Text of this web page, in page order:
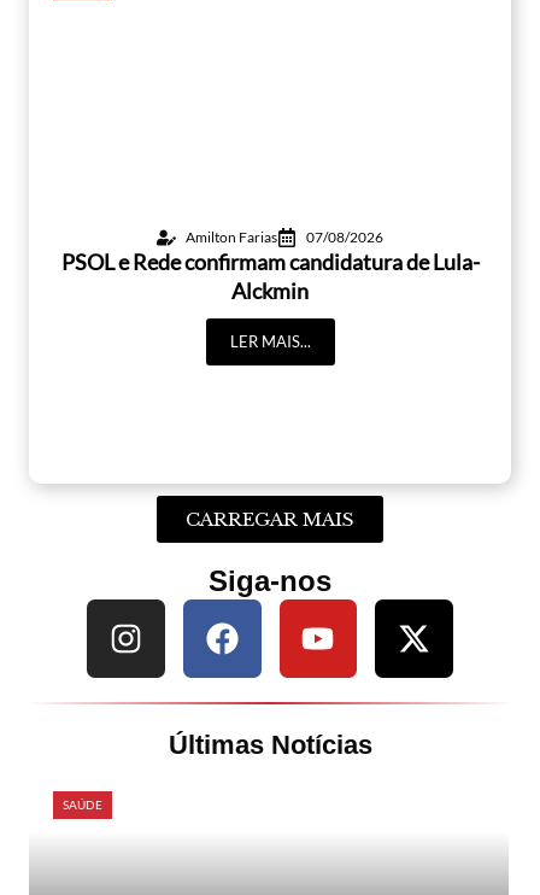
Amilton Farias 07/08/2026
PSOL e Rede confirmam candidatura de Lula-
Alckmin
LER MAIS...
CARREGAR MAIS
Siga-nos
Últimas Notícias
SAÚDE